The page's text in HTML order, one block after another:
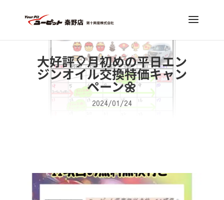
大好評🎈月初めの平日エン
ジンオイル交換特価キャン
ペーン🌼
2024/01/24